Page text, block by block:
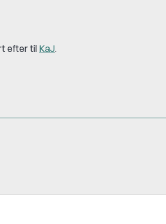
efter til KaJ.